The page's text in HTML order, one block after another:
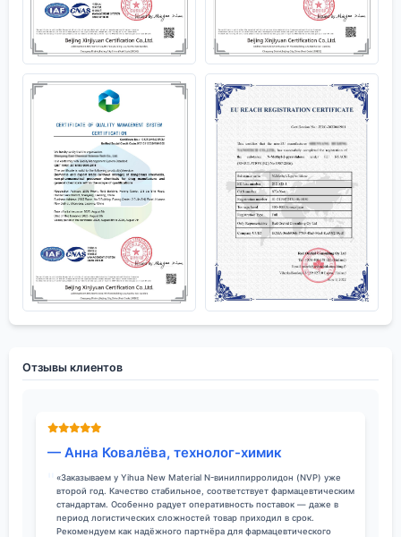
Отзывы клиентов
— Анна Ковалёва, технолог-химик
«Заказываем у Yihua New Material N-винилпирролидон (NVP) уже
второй год. Качество стабильное, соответствует фармацевтическим
стандартам. Особенно радует оперативность поставок — даже в
период логистических сложностей товар приходил в срок.
Рекомендуем как надёжного партнёра для фармацевтического